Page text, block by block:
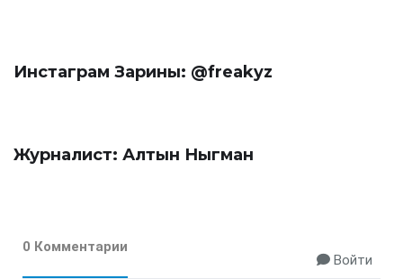
Инстаграм Зарины: @freakyz
Журналист: Алтын Ныгман
0 Комментарии
Войти